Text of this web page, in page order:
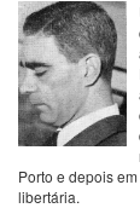
Porto e depois
libertária.